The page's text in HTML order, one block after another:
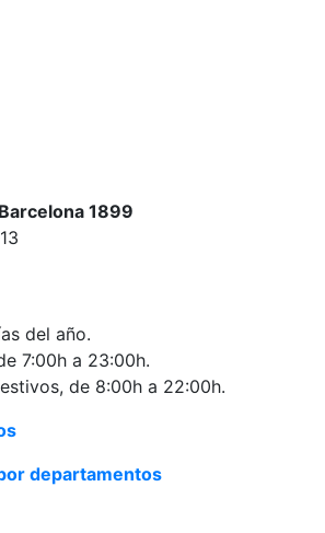
1899
del año.
7:00h a 23:00h.
de 8:00h a 22:00h.
departamentos